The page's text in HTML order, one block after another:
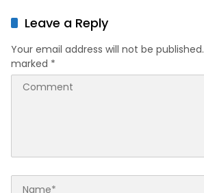
Leave a Reply
Your email address will not be published.
marked *